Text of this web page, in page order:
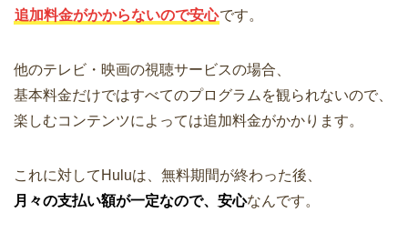
追加料金がかからないので安心です。
他のテレビ・映画の視聴サービスの場合、
基本料金だけではすべてのプログラムを観られないので、
楽しむコンテンツによっては追加料金がかかります。
これに対してHuluは、無料期間が終わった後、
月々の支払い額が一定なので、安心なんです。